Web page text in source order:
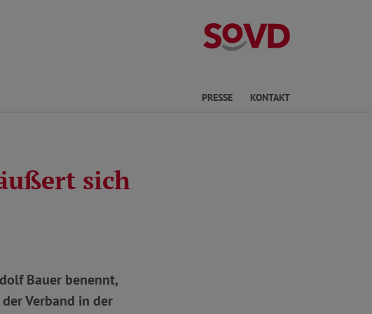
Kreisverband
Sprache PRESSE KONTAKT
sich
Bauer benennt,
Verband in der